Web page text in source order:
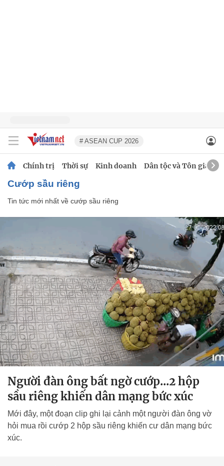
# ASEAN CUP 2026
Chính trị Thời sự Kinh doanh Dân tộc và Tôn giáo
cướp sầu riêng
Tin tức mới nhất về cướp sầu riêng
Người đàn ông bất ngờ cướp...2 hộp
sầu riêng khiến dân mạng bức xúc
Mới đây, một đoạn clip ghi lại cảnh một người đàn ông vờ
hỏi mua rồi cướp 2 hộp sầu riêng khiến cư dân mạng bức
xúc.